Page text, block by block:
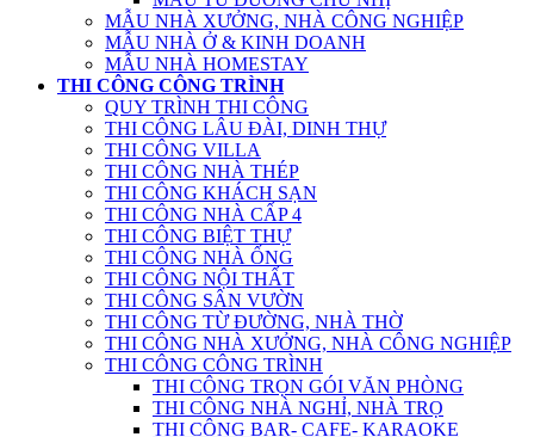
MẪU NHÀ XƯỞNG, NHÀ CÔNG NGHIỆP
MẪU NHÀ Ở & KINH DOANH
MẪU NHÀ HOMESTAY
THI CÔNG CÔNG TRÌNH
QUY TRÌNH THI CÔNG
THI CÔNG LÂU ĐÀI, DINH THỰ
THI CÔNG VILLA
THI CÔNG NHÀ THÉP
THI CÔNG KHÁCH SẠN
THI CÔNG NHÀ CẤP 4
THI CÔNG BIỆT THỰ
THI CÔNG NHÀ ỐNG
THI CÔNG NỘI THẤT
THI CÔNG SÂN VƯỜN
THI CÔNG TỪ ĐƯỜNG, NHÀ THỜ
THI CÔNG NHÀ XƯỞNG, NHÀ CÔNG NGHIỆP
THI CÔNG CÔNG TRÌNH
THI CÔNG TRỌN GÓI VĂN PHÒNG
THI CÔNG NHÀ NGHỈ, NHÀ TRỌ
THI CÔNG BAR- CAFE- KARAOKE